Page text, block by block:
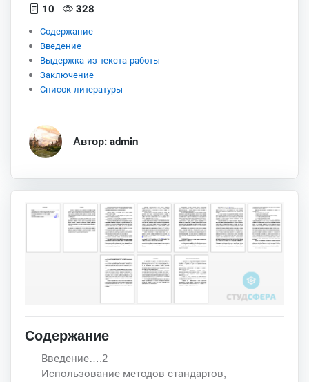
10 328
Содержание
Введение
Выдержка из текста работы
Заключение
Список литературы
Автор: admin
Содержание
Введение….2
Использование методов стандартов,